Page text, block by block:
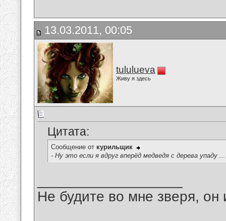
13.03.2011, 00:05
tululueva
Живу я здесь
Цитата:
Сообщение от курильщик
- Ну это если я вдруг вперёд медведя с дерева упаду
Не будите во мне зверя, он